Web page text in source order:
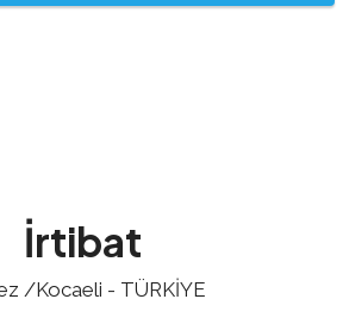
İrtibat
/Kocaeli - TÜRKİYE